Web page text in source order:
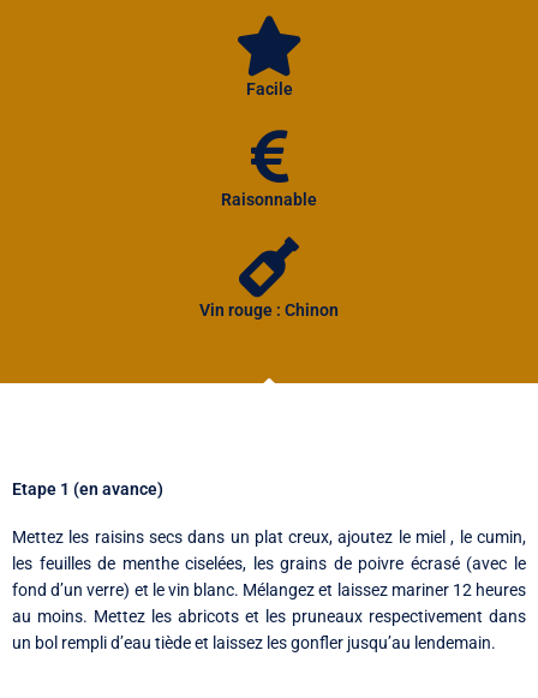
Facile
Raisonnable
Vin rouge : Chinon
Etape 1 (en avance)
Mettez les raisins secs dans un plat creux, ajoutez le miel , le cumin,
les feuilles de menthe ciselées, les grains de poivre écrasé (avec le
fond d’un verre) et le vin blanc. Mélangez et laissez mariner 12 heures
au moins. Mettez les abricots et les pruneaux respectivement dans
un bol rempli d’eau tiède et laissez les gonfler jusqu’au lendemain.